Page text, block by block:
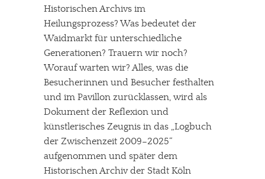
Historischen Archivs im
Heilungsprozess? Was bedeutet der
Waidmarkt für unterschiedliche
Generationen? Trauern wir noch?
Worauf warten wir? Alles, was die
Besucherinnen und Besucher festhalten
und im Pavillon zurücklassen, wird als
Dokument der Reflexion und
künstlerisches Zeugnis in das „Logbuch
der Zwischenzeit 2009–2025“
aufgenommen und später dem
Historischen Archiv der Stadt Köln